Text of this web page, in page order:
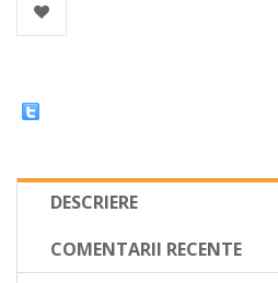
DESCRIERE
COMENTARII RECENTE